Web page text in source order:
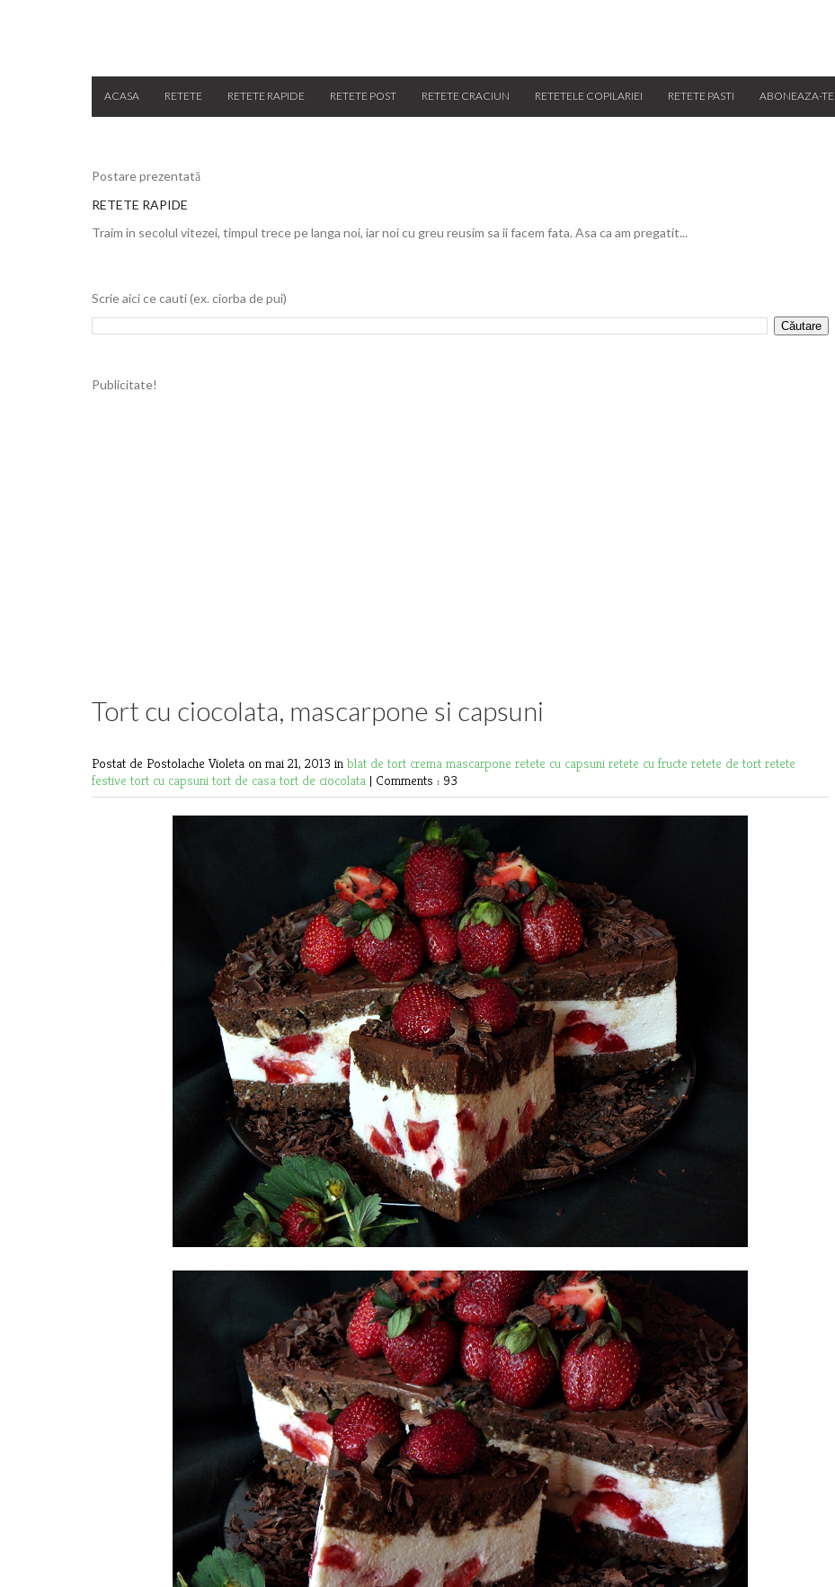
ACASA RETETE RETETE RAPIDE RETETE POST RETETE CRACIUN RETETELE COPILARIEI RETETE PASTI ABONEAZA-TE
Postare prezentată
RETETE RAPIDE
Traim in secolul vitezei, timpul trece pe langa noi, iar noi cu greu reusim sa ii facem fata. Asa ca am pregatit...
Scrie aici ce cauti (ex. ciorba de pui)
Publicitate!
Tort cu ciocolata, mascarpone si capsuni
Postat de Postolache Violeta on mai 21, 2013 in blat de tort crema mascarpone retete cu capsuni retete cu fructe retete de tort retete
festivetort cu capsunitort de casatort de ciocolata | Comments : 93